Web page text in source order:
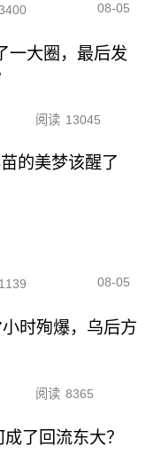
08-05
一大圈，最后发
阅读 13045
的美梦该醒了
08-05
时殉爆，乌后方
阅读 8365
了回流东大？